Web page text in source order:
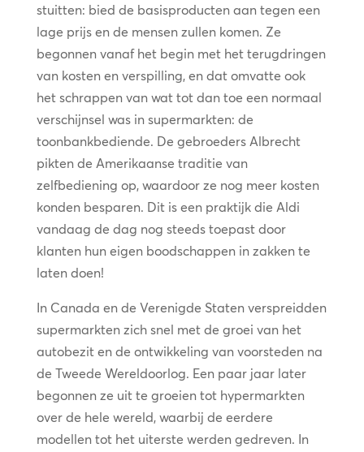
stuitten: bied de basisproducten aan tegen een
lage prijs en de mensen zullen komen. Ze
begonnen vanaf het begin met het terugdringen
van kosten en verspilling, en dat omvatte ook
het schrappen van wat tot dan toe een normaal
verschijnsel was in supermarkten: de
toonbankbediende. De gebroeders Albrecht
pikten de Amerikaanse traditie van
zelfbediening op, waardoor ze nog meer kosten
konden besparen. Dit is een praktijk die Aldi
vandaag de dag nog steeds toepast door
klanten hun eigen boodschappen in zakken te
laten doen!
In Canada en de Verenigde Staten verspreidden
supermarkten zich snel met de groei van het
autobezit en de ontwikkeling van voorsteden na
de Tweede Wereldoorlog. Een paar jaar later
begonnen ze uit te groeien tot hypermarkten
over de hele wereld, waarbij de eerdere
modellen tot het uiterste werden gedreven. In